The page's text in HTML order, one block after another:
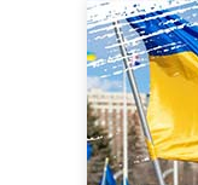
Головна
Про організацію